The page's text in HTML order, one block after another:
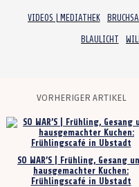
VIDEOS | MEDIATHEK
BLAULICHT
VORHERIGER ARTIKEL
SO WAR’S | Frühling, Gesang
hausgemachter Kuchen:
Frühlingscafé in Ubstadt